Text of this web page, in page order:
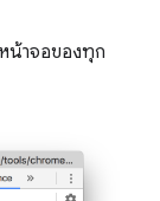
น้าจอของทุก